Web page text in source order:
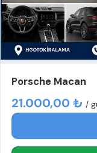
Porsche Macan
21.000,00 ₺ /